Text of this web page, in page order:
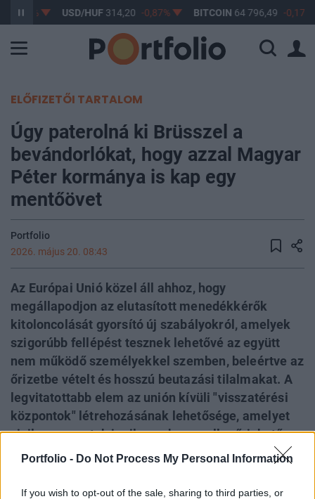
Portfolio - Do Not Process My Personal Information
If you wish to opt-out of the sale, sharing to third parties, or
-0,61% USD/HUF314,20 -0,87% BITCOIN64 796,49 -0,17%
ELŐFIZETŐI TARTALOM
Úgy paterolná ki Brüsszel a
bevándorlókat, hogy azzal Magyar
Péter kormánya is kap egy
mentőövet
Portfolio
2026. május 20. 08:43
Az Európai Unió közel áll ahhoz, hogy
megállapodjon az elutasított menedékkérők
kitoloncolását gyorsító új szabályokról, amelyek
szigorúbb fellépést tesznek lehetővé az együtt
nem működő személyekkel szemben, beleértve az
őrizetbe vételt és hosszú beutazási tilalmakat. A
legvitatottabb elem az unión kívüli "visszatérési
központok" létrehozásának lehetősége, amelyet
civil szervezetek jogilag nehezen ellenőrizhető
offshore fogvatartási helyekként kritizálnak. A
jobbközép Néppárt a hagyományos centrista